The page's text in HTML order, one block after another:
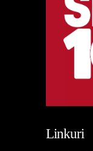
Linkuri